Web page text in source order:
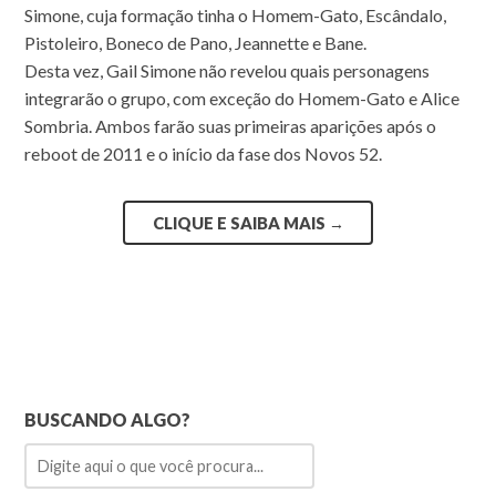
Simone, cuja formação tinha o Homem-Gato, Escândalo,
Pistoleiro, Boneco de Pano, Jeannette e Bane.
Desta vez, Gail Simone não revelou quais personagens
integrarão o grupo, com exceção do Homem-Gato e Alice
Sombria. Ambos farão suas primeiras aparições após o
reboot de 2011 e o início da fase dos Novos 52.
CLIQUE E SAIBA MAIS →
BUSCANDO ALGO?